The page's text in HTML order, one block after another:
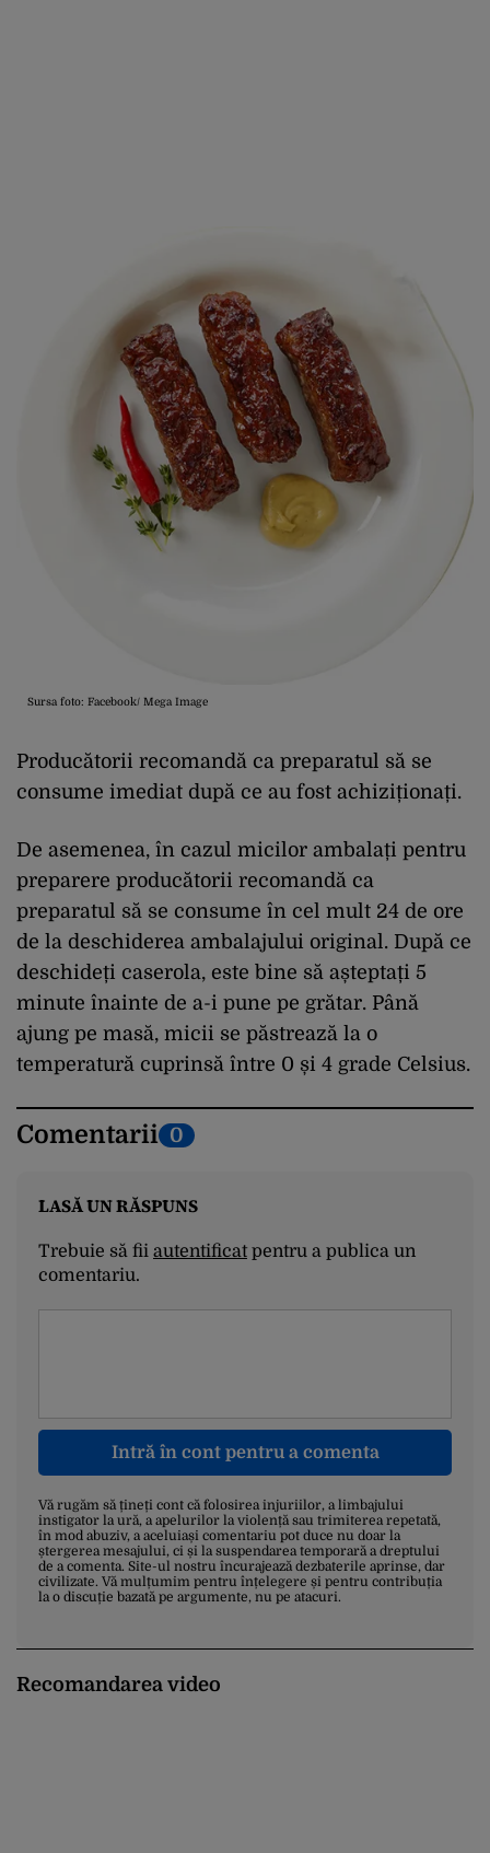
Sursa foto: Facebook/ Mega Image
Producătorii recomandă ca preparatul să se
consume imediat după ce au fost achiziționați.
De asemenea, în cazul micilor ambalați pentru
preparere producătorii recomandă ca
preparatul să se consume în cel mult 24 de ore
de la deschiderea ambalajului original. După ce
deschideți caserola, este bine să așteptați 5
minute înainte de a-i pune pe grătar. Până
ajung pe masă, micii se păstrează la o
temperatură cuprinsă între 0 și 4 grade Celsius.
Comentarii 0
LASĂ UN RĂSPUNS
Trebuie să fii autentificatpentru a publica un
comentariu.
Intră în cont pentru a comenta
Vă rugăm să țineți cont că folosirea injuriilor, a limbajului
instigator la ură, a apelurilor la violență sau trimiterea repetată,
în mod abuziv, a aceluiași comentariu pot duce nu doar la
ștergerea mesajului, ci și la suspendarea temporară a dreptului
de a comenta. Site-ul nostru încurajează dezbaterile aprinse, dar
civilizate. Vă mulțumim pentru înțelegere și pentru contribuția
la o discuție bazată pe argumente, nu pe atacuri.
Recomandarea video